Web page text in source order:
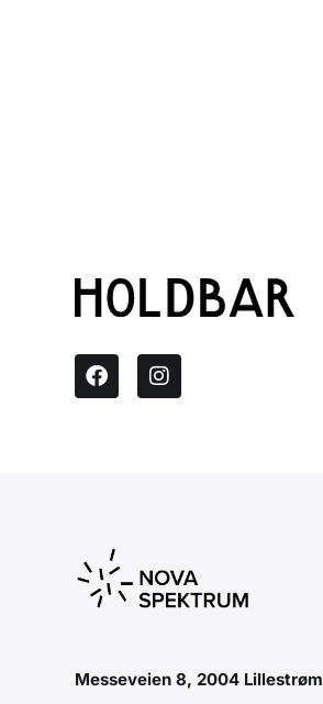
Messeveien 8, 2004 Lillestrøm